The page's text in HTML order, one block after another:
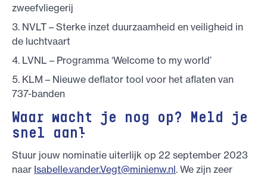
zweefvliegerij
NVLT – Sterke inzet duurzaamheid en veiligheid in
de luchtvaart
LVNL – Programma ‘Welcome to my world’
KLM – Nieuwe deflator tool voor het aflaten van
737-banden
Waar wacht je nog op? Meld je
snel aan!
Stuur jouw nominatie uiterlijk op 22 september 2023
naar Isabelle.vander.Vegt@minienw.nl. We zijn zeer